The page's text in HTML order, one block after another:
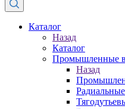
Каталог
Назад
Каталог
Промышленные
Назад